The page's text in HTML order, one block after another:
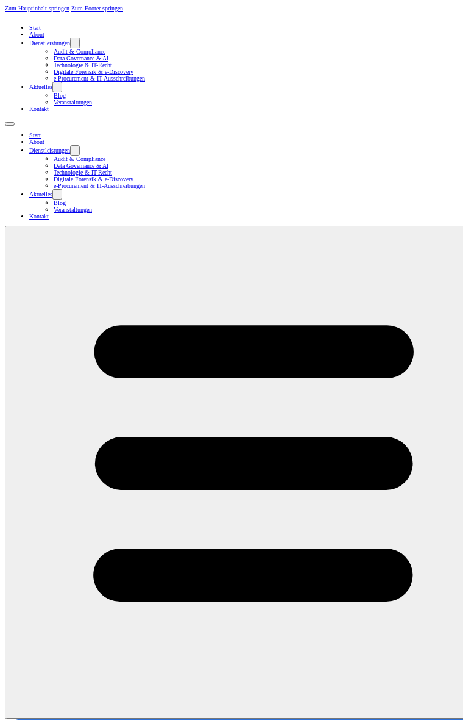
Zum Hauptinhalt springen Zum Footer springen
Start
About
Dienstleistungen
Audit & Compliance
Data Governance & AI
Technologie & IT-Recht
Digitale Forensik & e-Discovery
e-Procurement & IT-Ausschreibungen
Aktuelles
Blog
Veranstaltungen
Kontakt
Start
About
Dienstleistungen
Audit & Compliance
Data Governance & AI
Technologie & IT-Recht
Digitale Forensik & e-Discovery
e-Procurement & IT-Ausschreibungen
Aktuelles
Blog
Veranstaltungen
Kontakt